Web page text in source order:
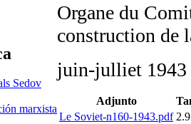
Sedov
marxista
Organe du
construction de
juin-julliet 1943
Adjunto
Le Soviet-n160-1943.pdf